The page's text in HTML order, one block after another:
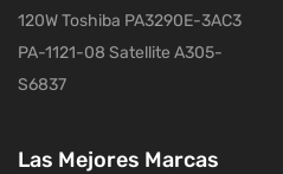
120W Toshiba PA3290E-3AC3
PA-1121-08 Satellite A305-
S6837
Las Mejores Marcas